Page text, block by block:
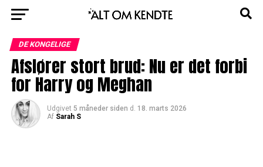
DE KONGELIGE
Afslører stort brud: Nu er det forbi
for Harry og Meghan
Udgivet 5 måneder siden d. 18. marts 2026
Af Sarah S